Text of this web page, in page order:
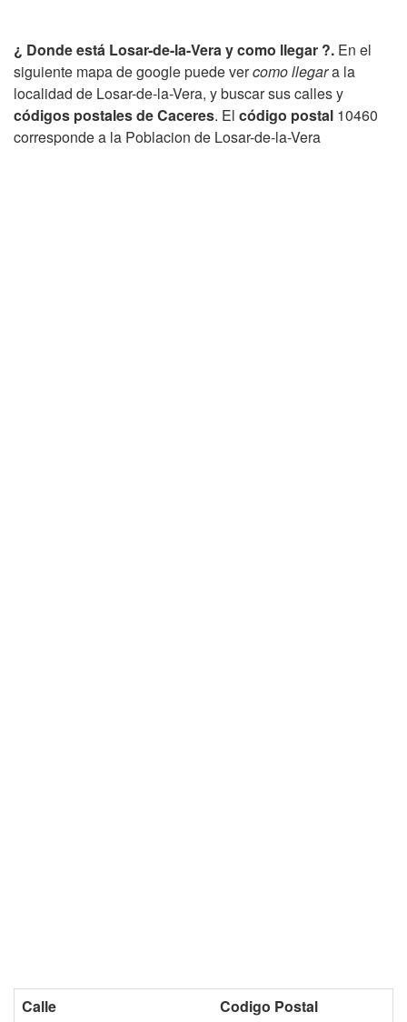
¿ Donde está Losar-de-la-Vera y como llegar ?. En el
siguiente mapa de google puede vercomo llegara la
localidad de Losar-de-la-Vera, y buscar sus calles y
códigos postales de Caceres. El código postal 10460
corresponde a la Poblacion de Losar-de-la-Vera
Calle Codigo Postal